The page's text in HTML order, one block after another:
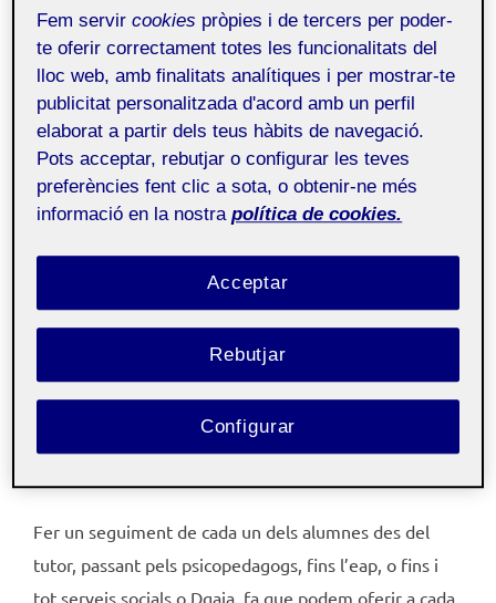
Ja fa setmanes que m’he incorporat al centre per
poder assistir a les sessions de CAEI que tenim dos
dijous de cada mes. On fem un repàs de tots els
alumnes amb diagnòstic i obrim PIs nous. Som dos
orientadors, la coordinadora psicopedagògica, el EAP,
un treballador de serveis socials i jo mateixa, els que
per poder comunicar-nos entre tots el que
requereixen els alumnes amb necessitats, ja siguin
d’aprenentatge, altres amb patologies greus, altres
amb perfils socioeconòmics baixos, etc. Posem en
solucions el més ràpid possible per el confort de
Fer un seguiment de cada un dels alumnes des del
tutor, passant pels psicopedagogs, fins l’eap, o fins i
tot serveis socials o Dgaia, fa que podem oferir a cada
Fem servircookies pròpies i de tercers per poder-
te oferir correctament totes les funcionalitats del
lloc web, amb finalitats analítiques i per mostrar-te
publicitat personalitzada d'acord amb un perfil
elaborat a partir dels teus hàbits de navegació.
Pots acceptar, rebutjar o configurar les teves
preferències fent clic a sota, o obtenir-ne més
informació en la nostra política de cookies.
Rebutjar
Acceptar
Configurar